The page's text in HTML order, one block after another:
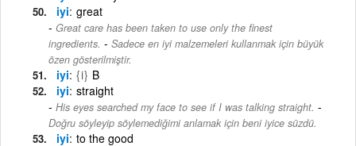
iyi great
Great care has been taken to use only the finest
ingredients. - Sadece en iyi malzemeleri kullanmak için büyük
özen gösterilmiştir.
iyi {i} B
iyi straight
His eyes searched my face to see if I was talking straight. -
Doğru söyleyip söylemediğimi anlamak için beni iyice süzdü.
iyi to the good